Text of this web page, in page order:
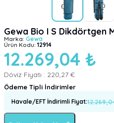
Gewa Bio I S Dikdörtgen
Marka: Gewa
Ürün Kodu: 12914
12.269,04 ₺
Döviz Fiyatı : 220,27 €
Ödeme Tipli İndirimler
Havale/EFT İndirimli Fiyat: